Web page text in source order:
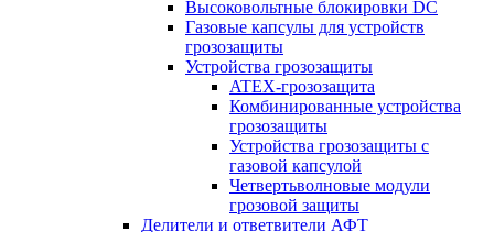
Высоковольтные блокировки DC
Газовые капсулы для устройств
грозозащиты
Устройства грозозащиты
ATEX-грозозащита
Комбинированные устройства
грозозащиты
Устройства грозозащиты с
газовой капсулой
Четвертьволновые модули
грозовой защиты
Делители и ответвители АФТ